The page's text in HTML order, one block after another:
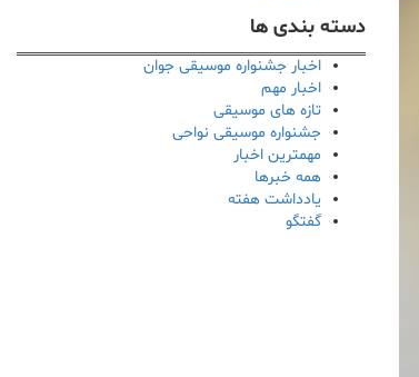
دسته بندی ها
اخبار جشنواره موسیقی جوان
اخبار مهم
تازه های موسیقی
جشنواره موسیقی نواحی
مهمترین اخبار
همه خبرها
یادداشت هفته
گفتگو